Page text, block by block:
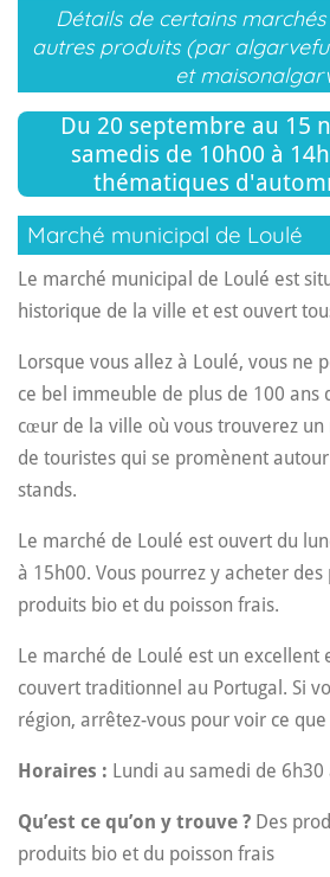
Détails de certains
autres produits (par
et
Du 20 septembre au 15
samedis de 10h00 à
thématiques
Marché municipal de Loulé
Le marché municipal de Loulé est
historique de la ville et est ouvert
Lorsque vous allez à Loulé, vous ne
ce bel immeuble de plus de 100 ans
cœur de la ville où vous trouverez
de touristes qui se promènent
stands.
Le marché de Loulé est ouvert du
à 15h00. Vous pourrez y acheter
produits bio et du poisson frais.
Le marché de Loulé est un excellent
couvert traditionnel au Portugal. Si
région, arrêtez-vous pour voir ce
Horaires : Lundi au samedi de 6h30
Qu’est ce qu’on y trouve ? Des
produits bio et du poisson frais